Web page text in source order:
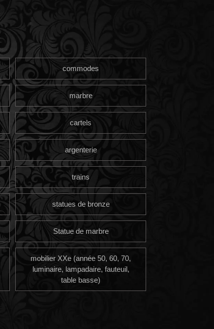
commodes
marbre
cartels
argenterie
trains
statues de bronze
Statue de marbre
mobilier XXe (année 50, 60, 70,
luminaire, lampadaire, fauteuil,
table basse)